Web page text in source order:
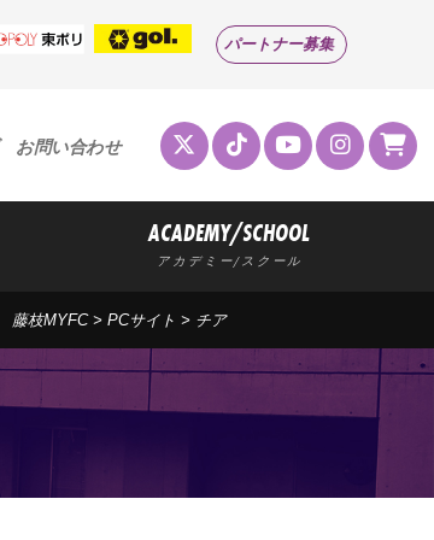
パートナー募集
お問い合わせ
ACADEMY/SCHOOL
アカデミー/スクール
藤枝MYFC> PCサイト > チア